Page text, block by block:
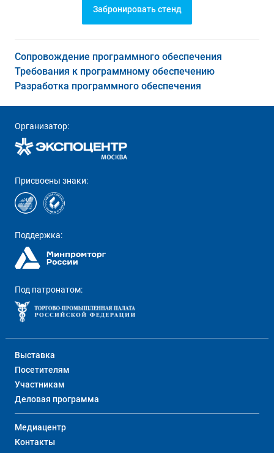
Забронировать стенд
Сопровождение программного обеспечения
Требования к программному обеспечению
Разработка программного обеспечения
Организатор:
Присвоены знаки:
Поддержка:
Под патронатом:
Выставка
Посетителям
Участникам
Деловая программа
Медиацентр
Контакты